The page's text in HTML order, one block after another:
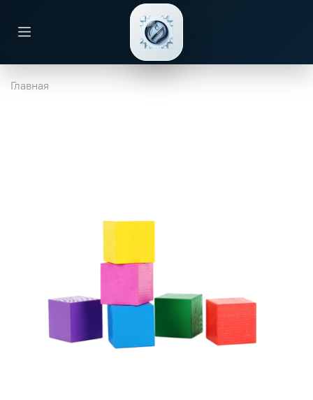
Главная